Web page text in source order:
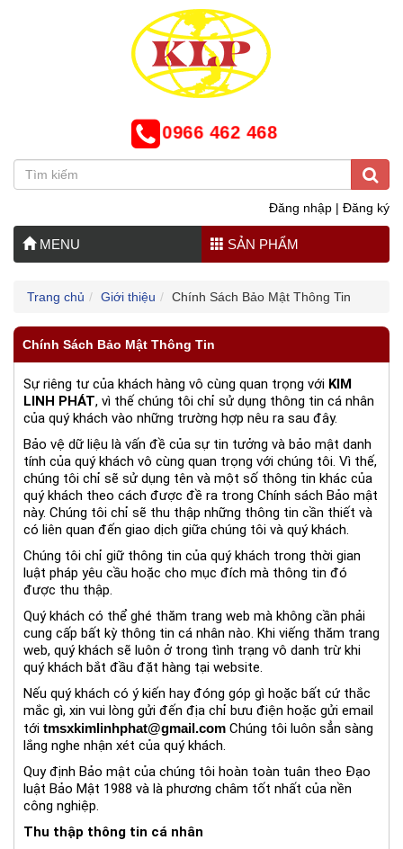
0966 462 468
Đăng nhập | Đăng ký
MENU SẢN PHẨM
Trang chủ Giới thiệu Chính Sách Bảo Mật Thông Tin
Chính Sách Bảo Mật Thông Tin
Sự riêng tư của khách hàng vô cùng quan trọng với KIM
LINH PHÁT, vì thế chúng tôi chỉ sử dụng thông tin cá nhân
của quý khách vào những trường hợp nêu ra sau đây.
Bảo vệ dữ liệu là vấn đề của sự tin tưởng và bảo mật danh
tính của quý khách vô cùng quan trọng với chúng tôi. Vì thế,
chúng tôi chỉ sẽ sử dụng tên và một số thông tin khác của
quý khách theo cách được đề ra trong Chính sách Bảo mật
này. Chúng tôi chỉ sẽ thu thập những thông tin cần thiết và
có liên quan đến giao dịch giữa chúng tôi và quý khách.
Chúng tôi chỉ giữ thông tin của quý khách trong thời gian
luật pháp yêu cầu hoặc cho mục đích mà thông tin đó
được thu thập.
Quý khách có thể ghé thăm trang web mà không cần phải
cung cấp bất kỳ thông tin cá nhân nào. Khi viếng thăm trang
web, quý khách sẽ luôn ở trong tình trạng vô danh trừ khi
quý khách bắt đầu đặt hàng tại website.
Nếu quý khách có ý kiến hay đóng góp gì hoặc bất cứ thắc
mắc gì, xin vui lòng gửi đến địa chỉ bưu điện hoặc gửi email
tới tmsxkimlinhphat@gmail.com Chúng tôi luôn sẳn sàng
lắng nghe nhận xét của quý khách.
Quy định Bảo mật của chúng tôi hoàn toàn tuân theo Đạo
luật Bảo Mật 1988 và là phương châm tốt nhất của nền
công nghiệp.
Thu thập thông tin cá nhân